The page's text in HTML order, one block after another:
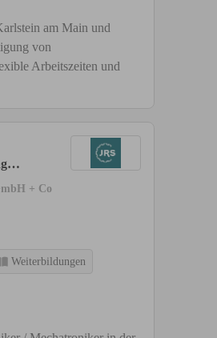
am Main und
von
Arbeitszeiten und
+ Co
Weiterbildungen